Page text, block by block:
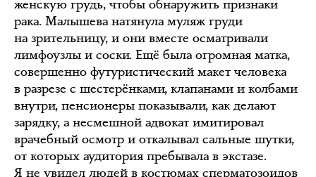
женскую грудь, чтобы обнаружить признаки
рака. Малышева натянула муляж груди
на зрительницу, и они вместе осматривали
лимфоузлы и соски. Ещё была огромная матка,
совершенно футуристический макет человека
в разрезе с шестерёнками, клапанами и колбами
внутри, пенсионеры показывали, как делают
зарядку, а несмешной адвокат имитировал
врачебный осмотр и откалывал сальные шутки,
от которых аудитория пребывала в экстазе.
Я не увидел людей в костюмах сперматозоидов